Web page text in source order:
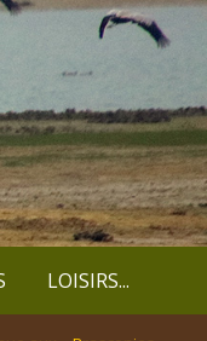
LOISIRS...